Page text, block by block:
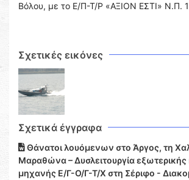
Βόλου, με το Ε/Π-Τ/Ρ «ΑΞΙΟΝ ΕΣΤΙ» Ν.Π.
Σχετικές εικόνες
Σχετικά έγγραφα
Θάνατοι λουόμενων στο Άργος, τη
Μαραθώνα – Δυσλειτουργία εξωτερικής
μηχανής Ε/Γ-Ο/Γ-Τ/Χ στη Σέριφο -